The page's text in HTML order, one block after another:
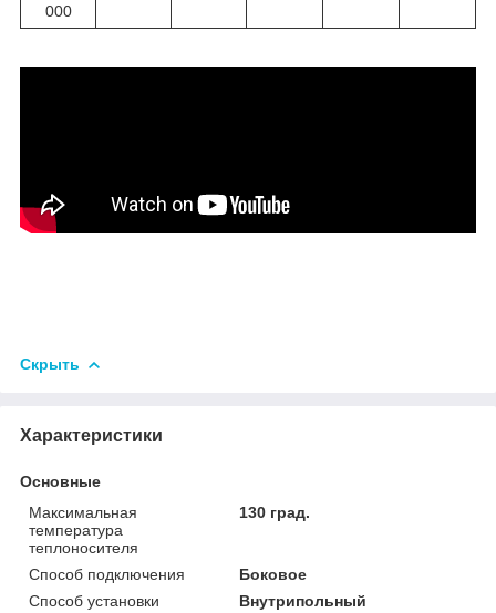
000
Скрыть
Характеристики
Основные
Максимальная
температура
теплоносителя
130 град.
Способ подключения
Боковое
Способ установки
Внутрипольный